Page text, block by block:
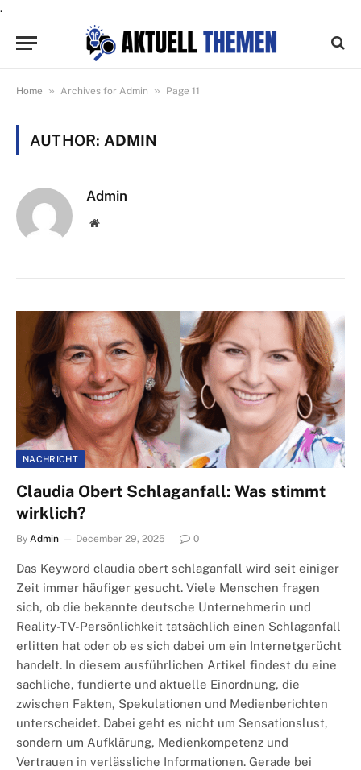
.
Home » Archives for Admin » Page 11
AUTHOR: ADMIN
Admin
Website
NACHRICHT
Claudia Obert Schlaganfall: Was stimmt
wirklich?
By Admin December 29, 2025 0
Das Keyword claudia obert schlaganfall wird seit einiger
Zeit immer häufiger gesucht. Viele Menschen fragen
sich, ob die bekannte deutsche Unternehmerin und
Reality-TV-Persönlichkeit tatsächlich einen Schlaganfall
erlitten hat oder ob es sich dabei um ein Internetgerücht
handelt. In diesem ausführlichen Artikel findest du eine
sachliche, fundierte und aktuelle Einordnung, die
zwischen Fakten, Spekulationen und Medienberichten
unterscheidet. Dabei geht es nicht um Sensationslust,
sondern um Aufklärung, Medienkompetenz und
Vertrauen in verlässliche Informationen. Gerade bei